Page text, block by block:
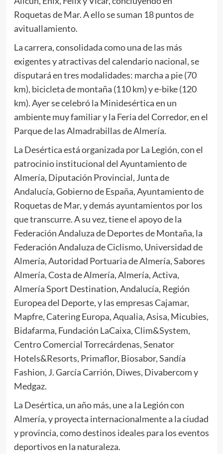
Roquetas de Mar. A ello se suman 18 puntos de
avituallamiento.
La carrera, consolidada como una de las más
exigentes y atractivas del calendario nacional, se
disputará en tres modalidades: marcha a pie (70
km), bicicleta de montaña (110 km) y e-bike (120
km). Ayer se celebró la Minidesértica en un
ambiente muy familiar y la Feria del Corredor, en el
Parque de las Almadrabillas de Almería.
La Desértica está organizada por La Legión, con el
patrocinio institucional del Ayuntamiento de
Almería, Diputación Provincial, Junta de
Andalucía, Gobierno de España, Ayuntamiento de
Roquetas de Mar, y demás ayuntamientos por los
que transcurre. A su vez, tiene el apoyo de la
Federación Andaluza de Deportes de Montaña, la
Federación Andaluza de Ciclismo, Universidad de
Almería, Autoridad Portuaria de Almería, Sabores
Almería, Costa de Almería, Almería, Activa,
Almería Sport Destination, Andalucía, Región
Europea del Deporte, y las empresas Cajamar,
Mapfre, Catering Europa, Aqualia, Asisa, Micubies,
Bidafarma, Fundación LaCaixa, Clim&System,
Centro Comercial Torrecárdenas, Senator
Hotels&Resorts, Primaflor, Biosabor, Sandía
Fashion, J. García Carrión, Diwes, Divabercom y
Medgaz.
La Desértica, un año más, une a la Legión con
Almería, y proyecta internacionalmente a la ciudad
y provincia, como destinos ideales para los eventos
deportivos en la naturaleza.